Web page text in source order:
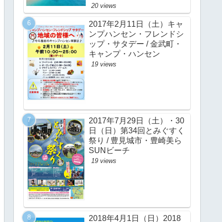
20 views
2017年2月11日（土）キャ
ンプハンセン・フレンドシ
ップ・サタデー / 金武町・
キャンプ・ハンセン
19 views
2017年7月29日（土）・30
日（日）第34回とみぐすく
祭り / 豊見城市・豊崎美ら
SUNビーチ
19 views
2018年4月1日（日）2018